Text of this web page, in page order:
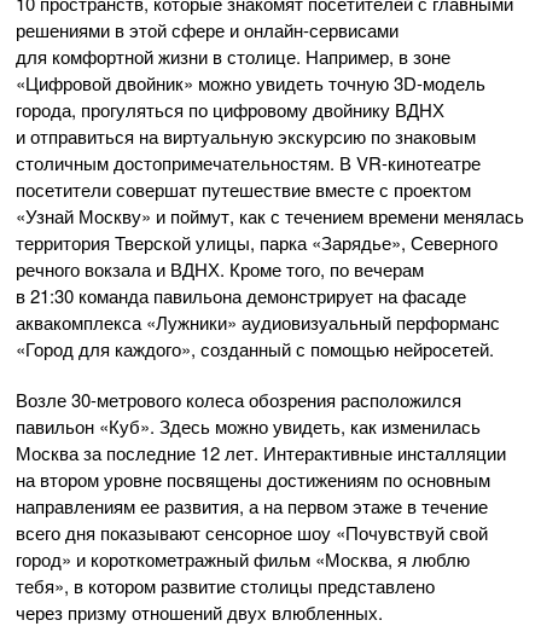
решениями в этой сфере и онлайн-сервисами
для комфортной жизни в столице. Например, в зоне
«Цифровой двойник» можно увидеть точную 3D-модель
города, прогуляться по цифровому двойнику ВДНХ
и отправиться на виртуальную экскурсию по знаковым
столичным достопримечательностям. В VR-кинотеатре
посетители совершат путешествие вместе с проектом
«Узнай Москву» и поймут, как с течением времени менялась
территория Тверской улицы, парка «Зарядье», Северного
речного вокзала и ВДНХ. Кроме того, по вечерам
в 21:30 команда павильона демонстрирует на фасаде
аквакомплекса «Лужники» аудиовизуальный перформанс
«Город для каждого», созданный с помощью нейросетей.
Возле 30-метрового колеса обозрения расположился
павильон «Куб». Здесь можно увидеть, как изменилась
Москва за последние 12 лет. Интерактивные инсталляции
на втором уровне посвящены достижениям по основным
направлениям ее развития, а на первом этаже в течение
всего дня показывают сенсорное шоу «Почувствуй свой
город» и короткометражный фильм «Москва, я люблю
тебя», в котором развитие столицы представлено
через призму отношений двух влюбленных.